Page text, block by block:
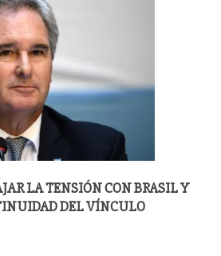
LA TENSIÓN CON BRASIL Y
DEL VÍNCULO